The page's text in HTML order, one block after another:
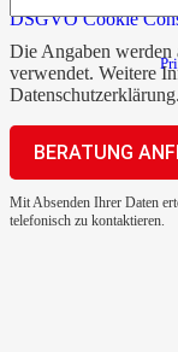
Die Angaben werden
verwendet. Weitere
Datenschutzerklärung.
Mit Absenden Ihrer Daten
telefonisch zu kontaktieren.
DSGVO Cookie